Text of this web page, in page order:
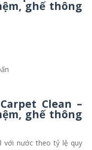
ghế thông
Clean –
ghế thông
với nước theo tỷ lệ quy